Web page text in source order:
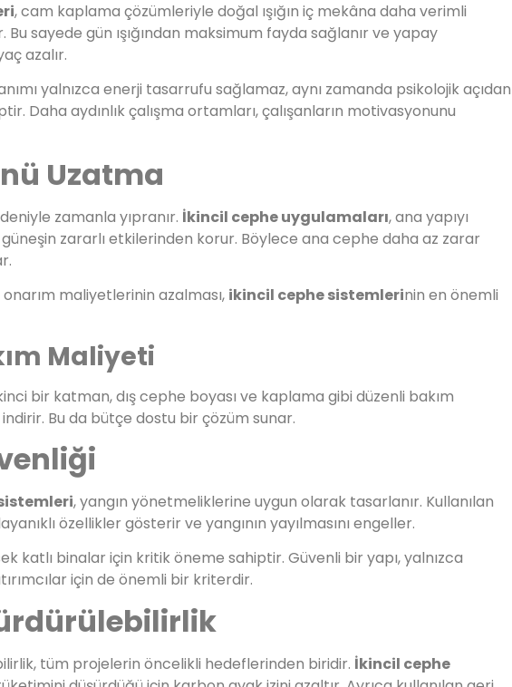
, cam kaplama çözümleriyle doğal ışığın iç mekâna daha verimli
sayede gün ışığından maksimum fayda sağlanır ve yapay
azalır.
yalnızca enerji tasarrufu sağlamaz, aynı zamanda psikolojik açıdan
Daha aydınlık çalışma ortamları, çalışanların motivasyonunu
Uzatma
zamanla yıpranır. İkincil cephe uygulamaları, ana yapıyı
zararlı etkilerinden korur. Böylece ana cephe daha az zarar
maliyetlerinin azalması, ikincil cephe sistemlerinin en önemli
Maliyeti
bir katman, dış cephe boyası ve kaplama gibi düzenli bakım
Bu da bütçe dostu bir çözüm sunar.
, yangın yönetmeliklerine uygun olarak tasarlanır. Kullanılan
özellikler gösterir ve yangının yayılmasını engeller.
katlı binalar için kritik öneme sahiptir. Güvenli bir yapı, yalnızca
için de önemli bir kriterdir.
tüm projelerin öncelikli hedeflerinden biridir. İkincil cephe